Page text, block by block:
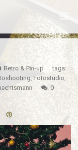
Retro & Pin-up
tags:
Fotostudio
0